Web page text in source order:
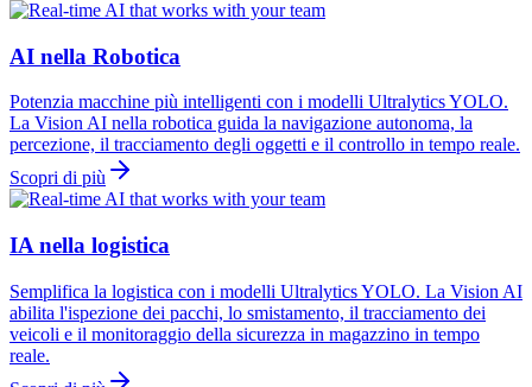
AI nella Robotica
Potenzia macchine più intelligenti con i modelli Ultralytics YOLO.
La Vision AI nella robotica guida la navigazione autonoma, la
percezione, il tracciamento degli oggetti e il controllo in tempo reale.
Scopri di più
IA nella logistica
Semplifica la logistica con i modelli Ultralytics YOLO. La Vision AI
abilita l'ispezione dei pacchi, lo smistamento, il tracciamento dei
veicoli e il monitoraggio della sicurezza in magazzino in tempo
reale.